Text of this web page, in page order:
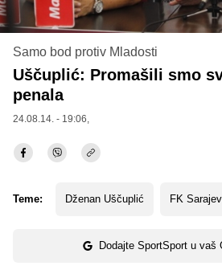
Samo bod protiv Mladosti
Uščuplić: Promašili smo
penala
24.08.14. - 19:06,
Teme: Dženan Uščuplić FK
Dodajte SportSport u vaš